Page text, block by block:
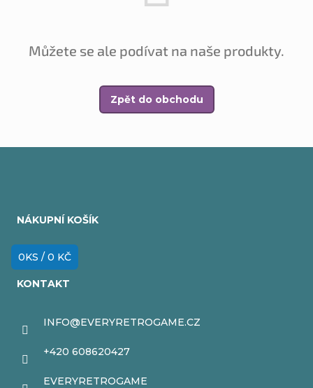
Můžete se ale podívat na naše produkty.
Zpět do obchodu
NÁKUPNÍ KOŠÍK
0KS / 0 KČ
KONTAKT
INFO@EVERYRETROGAME.CZ
+420 608620427
EVERYRETROGAME